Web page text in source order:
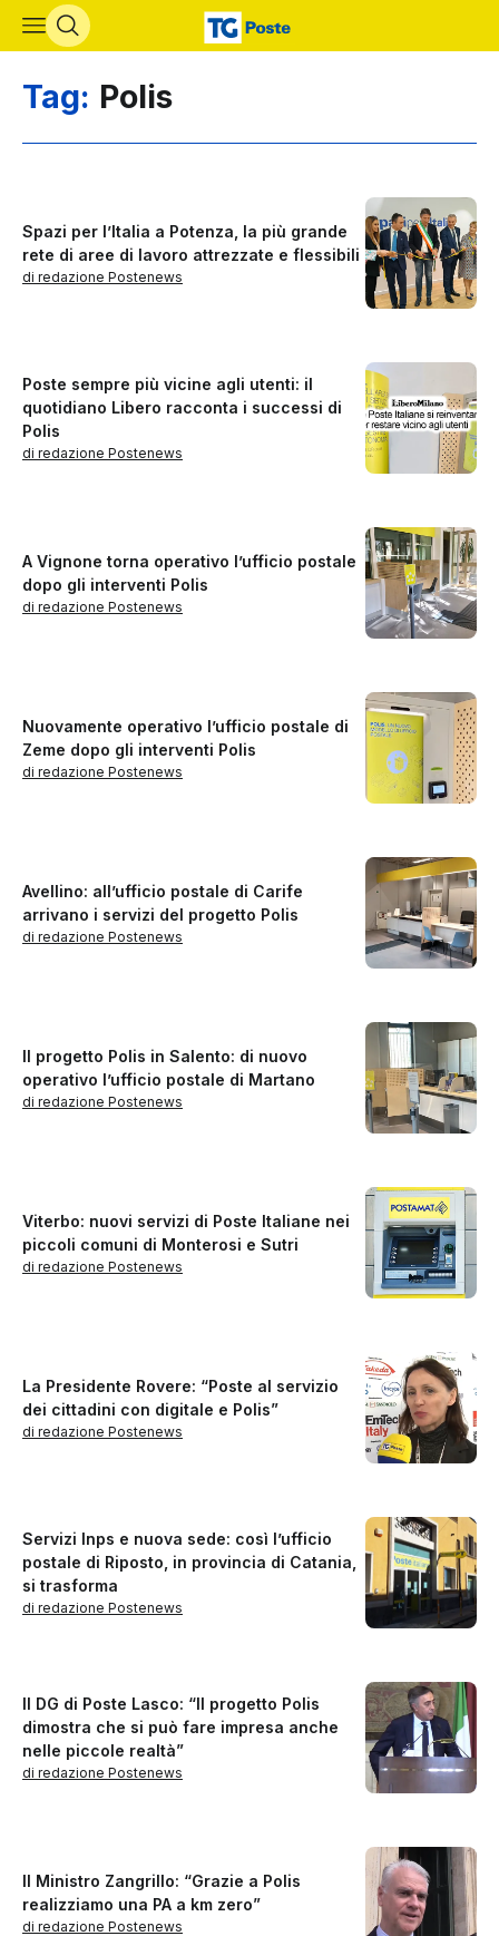
Vai al contenuto principale
Tag: Polis
Spazi per l’Italia a Potenza, la più grande
rete di aree di lavoro attrezzate e flessibili
di redazione Postenews
Poste sempre più vicine agli utenti: il
quotidiano Libero racconta i successi di
Polis
di redazione Postenews
A Vignone torna operativo l’ufficio postale
dopo gli interventi Polis
di redazione Postenews
Nuovamente operativo l’ufficio postale di
Zeme dopo gli interventi Polis
di redazione Postenews
Avellino: all’ufficio postale di Carife
arrivano i servizi del progetto Polis
di redazione Postenews
Il progetto Polis in Salento: di nuovo
operativo l’ufficio postale di Martano
di redazione Postenews
Viterbo: nuovi servizi di Poste Italiane nei
piccoli comuni di Monterosi e Sutri
di redazione Postenews
La Presidente Rovere: “Poste al servizio
dei cittadini con digitale e Polis”
di redazione Postenews
Servizi Inps e nuova sede: così l’ufficio
postale di Riposto, in provincia di Catania,
si trasforma
di redazione Postenews
Il DG di Poste Lasco: “Il progetto Polis
dimostra che si può fare impresa anche
nelle piccole realtà”
di redazione Postenews
Il Ministro Zangrillo: “Grazie a Polis
realizziamo una PA a km zero”
di redazione Postenews